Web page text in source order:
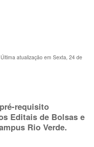
Última atualização em Sexta, 24 de
requisito
Editais de Bolsas e
Rio Verde.